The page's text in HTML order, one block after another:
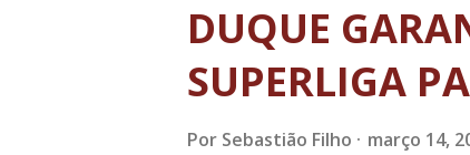
DUQUE
SUPERLIGA
Por Sebastião Filho março 14,